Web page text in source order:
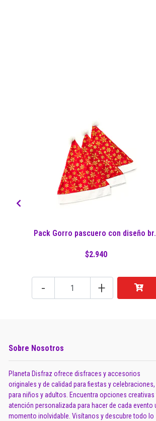
Pack Gorro pascuero con diseño
$2.940
- +
Sobre Nosotros
Planeta Disfraz ofrece disfraces y accesorios
originales y de calidad para fiestas y celebraciones,
para niños y adultos. Encuentra opciones creativas
atención personalizada para hacer de cada evento
momento inolvidable. Visítanos y descubre todo lo